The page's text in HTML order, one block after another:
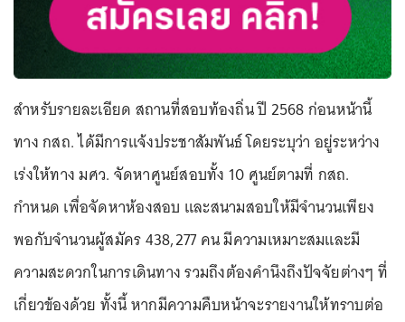
สำหรับรายละเอียด สถานที่สอบท้องถิ่น ปี 2568 ก่อนหน้านี้
ทาง กสถ. ได้มีการแจ้งประชาสัมพันธ์ โดยระบุว่า อยู่ระหว่าง
เร่งให้ทาง มศว. จัดหาศูนย์สอบทั้ง 10 ศูนย์ตามที่ กสถ.
กำหนด เพื่อจัดหาห้องสอบ และสนามสอบให้มีจำนวนเพียง
พอกับจำนวนผู้สมัคร 438,277 คน มีความเหมาะสมและมี
ความสะดวกในการเดินทาง รวมถึงต้องคำนึงถึงปัจจัยต่างๆ ที่
เกี่ยวข้องด้วย ทั้งนี้ หากมีความคืบหน้าจะรายงานให้ทราบต่อ